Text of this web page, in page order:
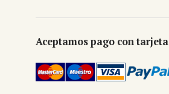
Aceptamos pago con tarjeta